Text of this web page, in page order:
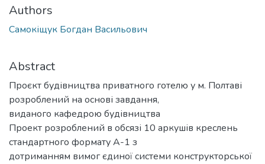
Authors
Самокіщук Богдан Васильович
Abstract
Проєкт будівництва приватного готелю у м. Полтаві
розроблений на основі завдання,
виданого кафедрою будівництва
Проект розроблений в обсязі 10 аркушів креслень
стандартного формату А-1 з
дотриманням вимог єдиної системи конструкторської